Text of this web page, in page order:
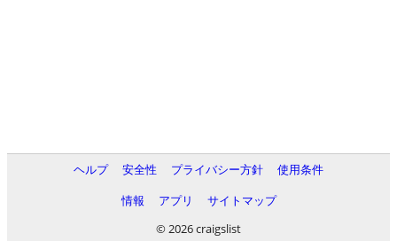
ヘルプ 安全性 プライバシー方針
使用条件
情報
アプリ
サイトマップ
© 2026 craigslist